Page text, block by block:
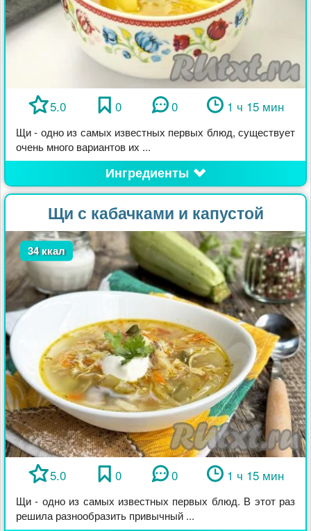
5.0 0 0 1 ч 15 мин
Щи - одно из самых известных первых блюд, существует
очень много вариантов их ...
Ингредиенты
Щи с кабачками и капустой
34 ккал
5.0 0 0 1 ч 15 мин
Щи - одно из самых известных первых блюд. В этот раз
решила разнообразить привычный ...